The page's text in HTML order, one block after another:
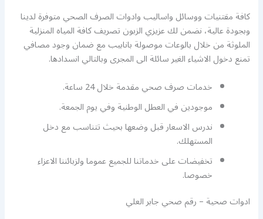
كافة مقتنيات ووسائل واساليب وادوات الصرف الصحي متوفرة لدينا
وبجودة عالية، نضمن لك عزيزي الزبون تصريف كافة المياه المنزلية
الملوثة من خلال بالوعات موصولة بانابيب مع ضمان وجود مصافي
تمنع دخول الاشياء الغير سائلة الى المجرى وبالتالي انسدادها.
خدمات صرف صحي مقدمة خلال 24 ساعة.
موجودين في العطل الوطنية وفي يوم الجمعة.
ندرس الاسعار قبل وضعها بحيث تتناسب مع دخل
المستهلك.
تخفيضات على خدماتنا للجميع عموما ولزبائننا الاعزاء
خصوصا.
ادوات صحية – رقم صحي جابر العلي